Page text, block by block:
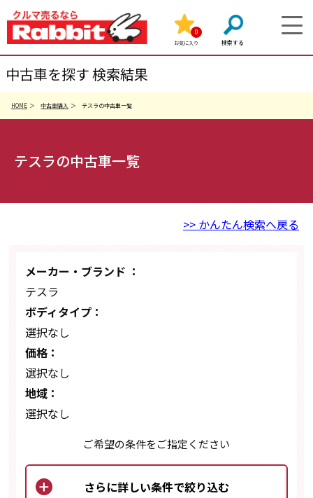
お気に入り
0
中古車を探す 検索結果
HOME 中古車購入 テスラの中古車一覧
テスラの中古車一覧
>> かんたん検索へ戻る
メーカー・ブランド ：
テスラ
ボディタイプ：
選択なし
価格：
選択なし
地域：
選択なし
ご希望の条件をご指定ください